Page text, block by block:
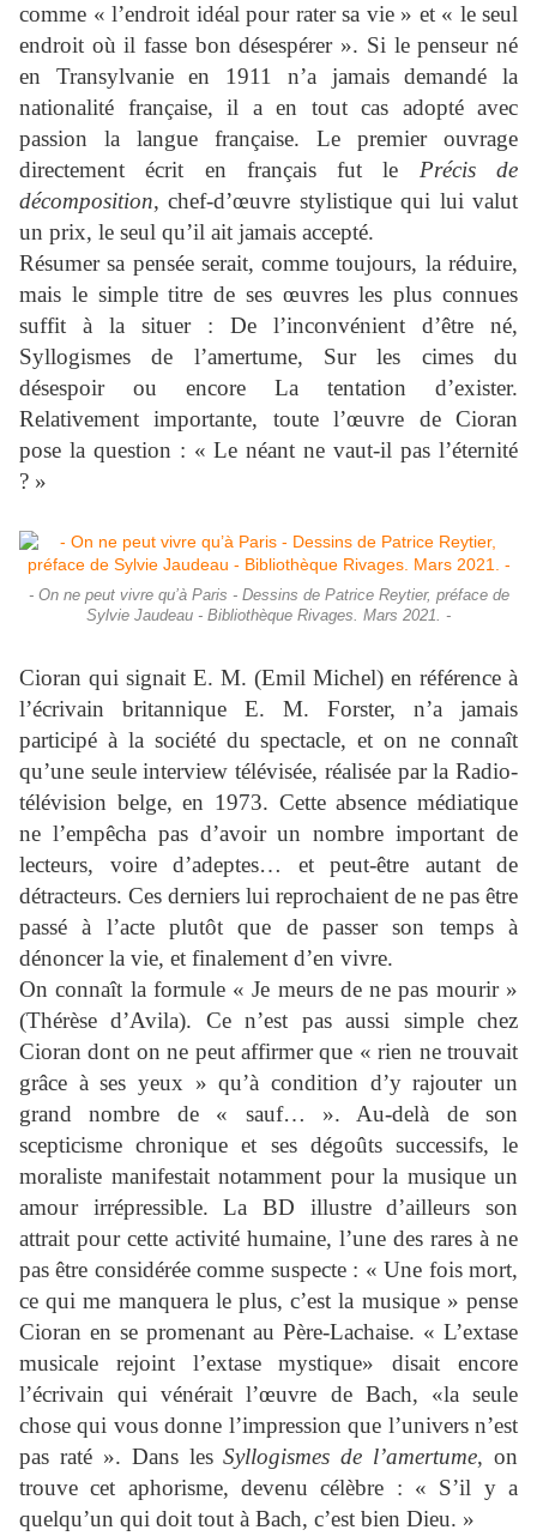
comme « l’endroit idéal pour rater sa vie » et « le seul
endroit où il fasse bon désespérer ». Si le penseur né
en Transylvanie en 1911 n’a jamais demandé la
nationalité française, il a en tout cas adopté avec
passion la langue française. Le premier ouvrage
directement écrit en français fut le Précis de
décomposition, chef-d’œuvre stylistique qui lui valut
un prix, le seul qu’il ait jamais accepté.
Résumer sa pensée serait, comme toujours, la réduire,
mais le simple titre de ses œuvres les plus connues
suffit à la situer : De l’inconvénient d’être né,
Syllogismes de l’amertume, Sur les cimes du
désespoir ou encore La tentation d’exister.
Relativement importante, toute l’œuvre de Cioran
pose la question : « Le néant ne vaut-il pas l’éternité
? »
- On ne peut vivre qu’à Paris - Dessins de Patrice Reytier, préface de
Sylvie Jaudeau - Bibliothèque Rivages. Mars 2021. -
Cioran qui signait E. M. (Emil Michel) en référence à
l’écrivain britannique E. M. Forster, n’a jamais
participé à la société du spectacle, et on ne connaît
qu’une seule interview télévisée, réalisée par la Radio-
télévision belge, en 1973. Cette absence médiatique
ne l’empêcha pas d’avoir un nombre important de
lecteurs, voire d’adeptes… et peut-être autant de
détracteurs. Ces derniers lui reprochaient de ne pas être
passé à l’acte plutôt que de passer son temps à
dénoncer la vie, et finalement d’en vivre.
On connaît la formule « Je meurs de ne pas mourir »
(Thérèse d’Avila). Ce n’est pas aussi simple chez
Cioran dont on ne peut affirmer que « rien ne trouvait
grâce à ses yeux » qu’à condition d’y rajouter un
grand nombre de « sauf… ». Au-delà de son
scepticisme chronique et ses dégoûts successifs, le
moraliste manifestait notamment pour la musique un
amour irrépressible. La BD illustre d’ailleurs son
attrait pour cette activité humaine, l’une des rares à ne
pas être considérée comme suspecte : « Une fois mort,
ce qui me manquera le plus, c’est la musique » pense
Cioran en se promenant au Père-Lachaise. « L’extase
musicale rejoint l’extase mystique» disait encore
l’écrivain qui vénérait l’œuvre de Bach, «la seule
chose qui vous donne l’impression que l’univers n’est
pas raté ». Dans lesSyllogismes de l’amertume, on
trouve cet aphorisme, devenu célèbre : « S’il y a
quelqu’un qui doit tout à Bach, c’est bien Dieu. »